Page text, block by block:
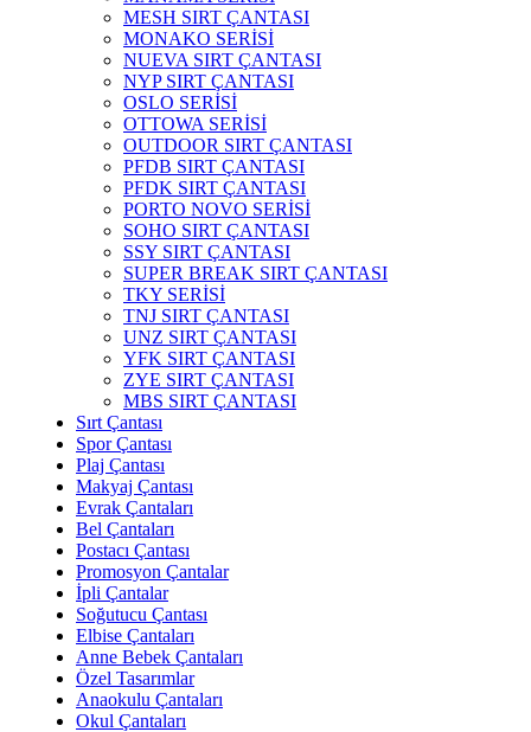
MESH SIRT ÇANTASI
MONAKO SERİSİ
NUEVA SIRT ÇANTASI
NYP SIRT ÇANTASI
OSLO SERİSİ
OTTOWA SERİSİ
OUTDOOR SIRT ÇANTASI
PFDB SIRT ÇANTASI
PFDK SIRT ÇANTASI
PORTO NOVO SERİSİ
SOHO SIRT ÇANTASI
SSY SIRT ÇANTASI
SUPER BREAK SIRT ÇANTASI
TKY SERİSİ
TNJ SIRT ÇANTASI
UNZ SIRT ÇANTASI
YFK SIRT ÇANTASI
ZYE SIRT ÇANTASI
MBS SIRT ÇANTASI
Sırt Çantası
Spor Çantası
Plaj Çantası
Makyaj Çantası
Evrak Çantaları
Bel Çantaları
Postacı Çantası
Promosyon Çantalar
İpli Çantalar
Soğutucu Çantası
Elbise Çantaları
Anne Bebek Çantaları
Özel Tasarımlar
Anaokulu Çantaları
Okul Çantaları